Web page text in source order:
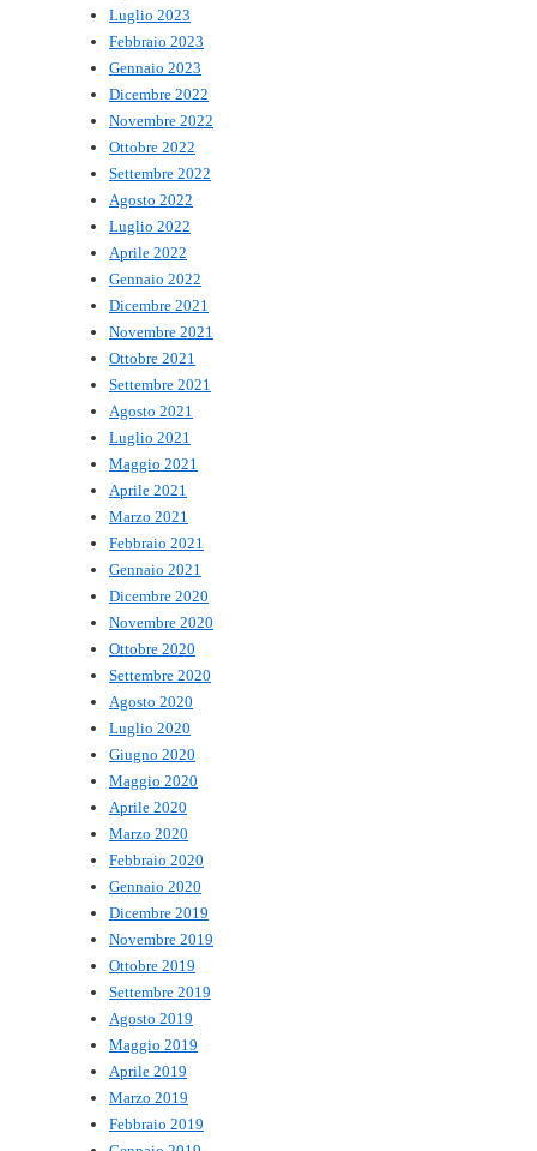
Luglio 2023
Febbraio 2023
Gennaio 2023
Dicembre 2022
Novembre 2022
Ottobre 2022
Settembre 2022
Agosto 2022
Luglio 2022
Aprile 2022
Gennaio 2022
Dicembre 2021
Novembre 2021
Ottobre 2021
Settembre 2021
Agosto 2021
Luglio 2021
Maggio 2021
Aprile 2021
Marzo 2021
Febbraio 2021
Gennaio 2021
Dicembre 2020
Novembre 2020
Ottobre 2020
Settembre 2020
Agosto 2020
Luglio 2020
Giugno 2020
Maggio 2020
Aprile 2020
Marzo 2020
Febbraio 2020
Gennaio 2020
Dicembre 2019
Novembre 2019
Ottobre 2019
Settembre 2019
Agosto 2019
Maggio 2019
Aprile 2019
Marzo 2019
Febbraio 2019